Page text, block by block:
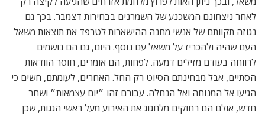
לאחר ניצחונם המשכנע של השמרנים בבחירות דצמבר. בכך גם
נגוזה תקוותם של אנשי מחנה ההישארות לטרפד את תוצאות משאל
העם שהיה ולהכריז על משאל עם נוסף. היום, גם הם נושמים
לרווחה בעודם מזילים דמעה. לפחות, הם אומרים, חוסר הוודאות
הסתיים, אבל מבחינתם הסיוט רק החל. האחרים, לעומתם, חשים כי
הגיעו אל המנוחה ואל הנחלה. עבורם זהו ״יום עצמאות״ ושחר
חדש, אולם הם רחוקים מלחגוג את האירוע מעל ראשי הגגות, שכן